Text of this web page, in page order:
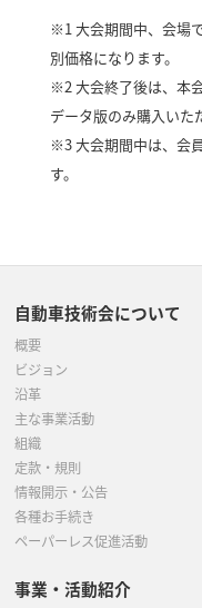
※1 大会期間中、会場
別価格になります。
※2 大会終了後は、本
データ版のみ購入いた
※3 大会期間中は、会
す。
自動車技術会について
概要
ビジョン
沿革
主な事業活動
組織
定款・規則
情報開示・公告
各種お手続き
ペーパーレス促進活動
事業・活動紹介